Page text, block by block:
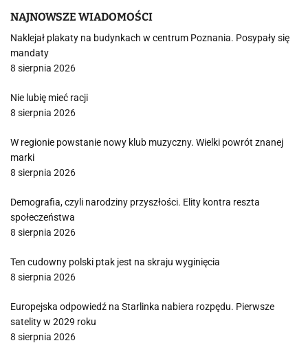
NAJNOWSZE WIADOMOŚCI
Naklejał plakaty na budynkach w centrum Poznania. Posypały się
mandaty
8 sierpnia 2026
Nie lubię mieć racji
8 sierpnia 2026
W regionie powstanie nowy klub muzyczny. Wielki powrót znanej
marki
8 sierpnia 2026
Demografia, czyli narodziny przyszłości. Elity kontra reszta
społeczeństwa
8 sierpnia 2026
Ten cudowny polski ptak jest na skraju wyginięcia
8 sierpnia 2026
Europejska odpowiedź na Starlinka nabiera rozpędu. Pierwsze
satelity w 2029 roku
8 sierpnia 2026